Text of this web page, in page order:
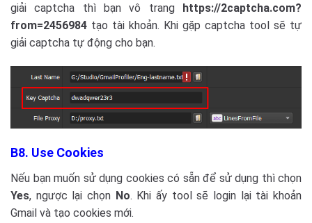
giải captcha thì bạn vô trang https://2captcha.com?
from=2456984 tạo tài khoản. Khi gặp captcha tool sẽ tự
giải captcha tự động cho bạn.
B8. Use Cookies
Nếu bạn muốn sử dụng cookies có sẵn để sử dụng thì chọn
Yes, ngược lại chọn No. Khi ấy tool sẽ login lại tài khoản
Gmail và tạo cookies mới.